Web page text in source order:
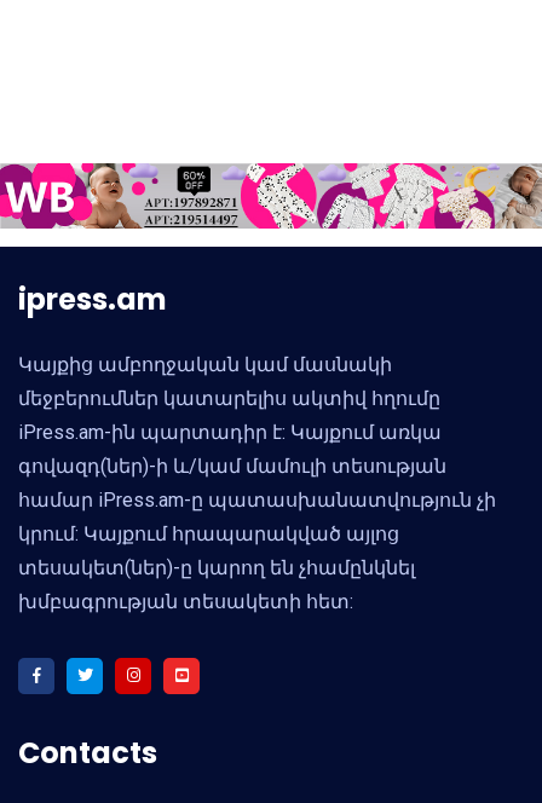
ipress.am
Կայքից ամբողջական կամ մասնակի
մեջբերումներ կատարելիս ակտիվ հղումը
iPress.am-ին պարտադիր է: Կայքում առկա
գովազդ(ներ)-ի և/կամ մամուլի տեսության
համար iPress.am-ը պատասխանատվություն չի
կրում: Կայքում հրապարակված այլոց
տեսակետ(ներ)-ը կարող են չհամընկնել
խմբագրության տեսակետի հետ:
Contacts